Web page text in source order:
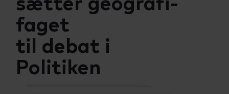
sætter geografi-
faget
til debat i
Politiken
Almen voksenuddannelse (AVU)
Ordblindeundervisning (OBU)
Talenttilbud